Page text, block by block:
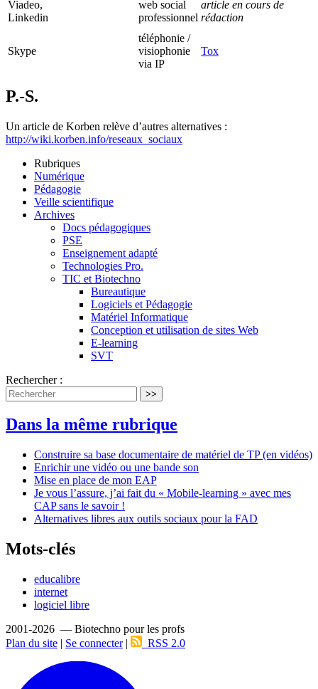
Viadeo,
Linkedin
web social
professionnel
article en cours de
rédaction
Skype
téléphonie /
visiophonie
via IP
Tox
P.-S.
Un article de Korben relève d’autres alternatives :
http://wiki.korben.info/reseaux_sociaux
Rubriques
Numérique
Pédagogie
Veille scientifique
Archives
Docs pédagogiques
PSE
Enseignement adapté
Technologies Pro.
TIC et Biotechno
Bureautique
Logiciels et Pédagogie
Matériel Informatique
Conception et utilisation de sites Web
E-learning
SVT
Rechercher :
>>
Dans la même rubrique
Construire sa base documentaire de matériel de TP (en vidéos)
Enrichir une vidéo ou une bande son
Mise en place de mon EAP
Je vous l’assure, j’ai fait du « Mobile-learning » avec mes
CAP sans le savoir !
Alternatives libres aux outils sociaux pour la FAD
Mots-clés
educalibre
internet
logiciel libre
2001-2026 — Biotechno pour les profs
Plan du site | Se connecter| RSS 2.0